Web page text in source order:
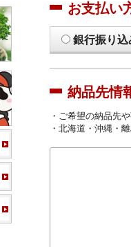
お支払い
銀行振り込
納品先情
・ご希望の納品先
・北海道・沖縄・